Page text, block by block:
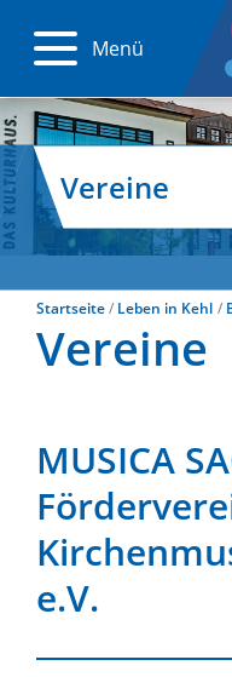
Menü
Vereine
Startseite Leben in Kehl
Vereine
MUSICA
e.V.